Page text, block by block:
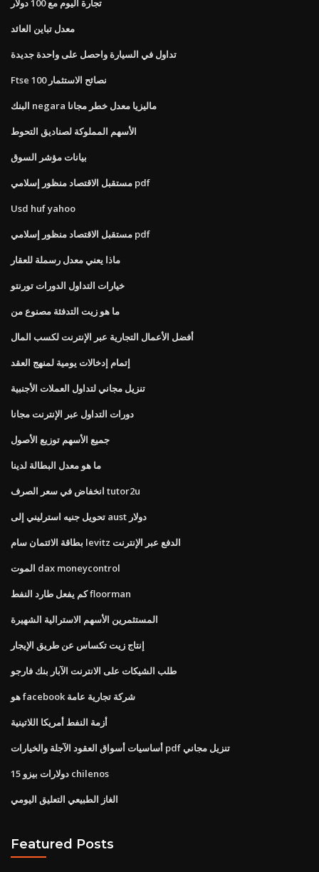
معدل تباين العائد
تداول في السيارة واحصل على واحدة جديدة
Ftse 100 نصائح الاستثمار
البنك negara ماليزيا معدل خطر مجانا
الأسهم المملوكة لصناديق التحوط
بيانات مؤشر السوق
مستقبل الاقتصاد منظور إسلامي pdf
Usd huf yahoo
مستقبل الاقتصاد منظور إسلامي pdf
ماذا يعني معدل رسملة للعقار
خيارات التداول الدورات تورنتو
ما هو زيت التدفئة مصنوع من
أفضل الأعمال التجارية عبر الإنترنت لكسب المال
إتمام إدخالات يومية لمنهج العقد
تنزيل مجاني لتداول العملات الأجنبية
دورات التداول عبر الإنترنت مجانا
جميع الأسهم توزيع الأصول
ما هو معدل البطالة لدينا
انخفاض في سعر الصرف tutor2u
تحويل جنيه استرليني إلى aust دولار
بطاقة الائتمان سام levitz الدفع عبر الإنترنت
الموت dax moneycontrol
كم يفعل طارد النفط floorman
المستثمرين الأسهم الاسترالية الشهيرة
إنتاج زيت تكساس عن طريق الإيجار
طلب الشيكات على الانترنت الآبار بنك فارجو
هو facebook شركة تجارية عامة
أزمة النفط أمريكا اللاتينية
أساسيات أسواق العقود الآجلة والخيارات pdf تنزيل مجاني
15 دولارات بيزو chilenos
الغاز الطبيعي التعليق اليومي
Featured Posts